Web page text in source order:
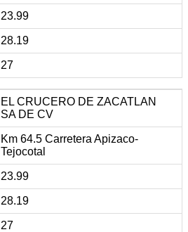
23.99
28.19
27
EL CRUCERO DE ZACATLAN
SA DE CV
Km 64.5 Carretera Apizaco-
Tejocotal
23.99
28.19
27